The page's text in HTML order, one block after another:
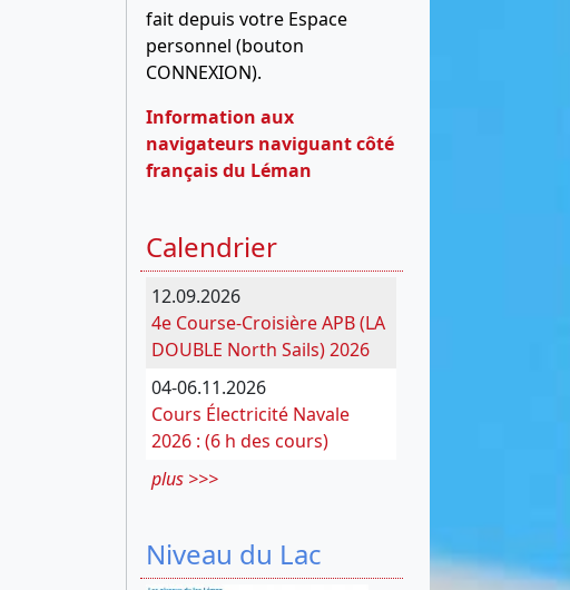
fait depuis votre Espace
personnel (bouton
CONNEXION).
Information aux
navigateurs naviguant côté
français du Léman
Calendrier
12.09.2026
4e Course-Croisière APB (LA
DOUBLE North Sails) 2026
04-06.11.2026
Cours Électricité Navale
2026 : (6 h des cours)
plus >>>
Niveau du Lac